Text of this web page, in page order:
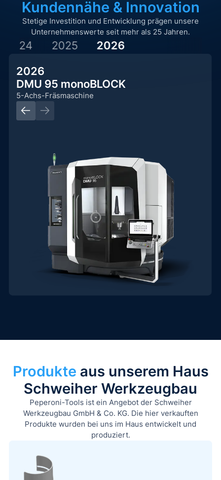
Kundennähe & Innovation
Stetige Investition und Entwicklung prägen unsere
Unternehmenswerte seit mehr als 25 Jahren.
2024 2025 2026
2026
DMU 95 monoBLOCK
5-Achs-Fräsmaschine
Produkte aus unserem Haus
Schweiher Werkzeugbau
Peperoni-Tools ist ein Angebot der Schweiher
Werkzeugbau GmbH & Co. KG. Die hier verkauften
Produkte wurden bei uns im Haus entwickelt und
produziert.